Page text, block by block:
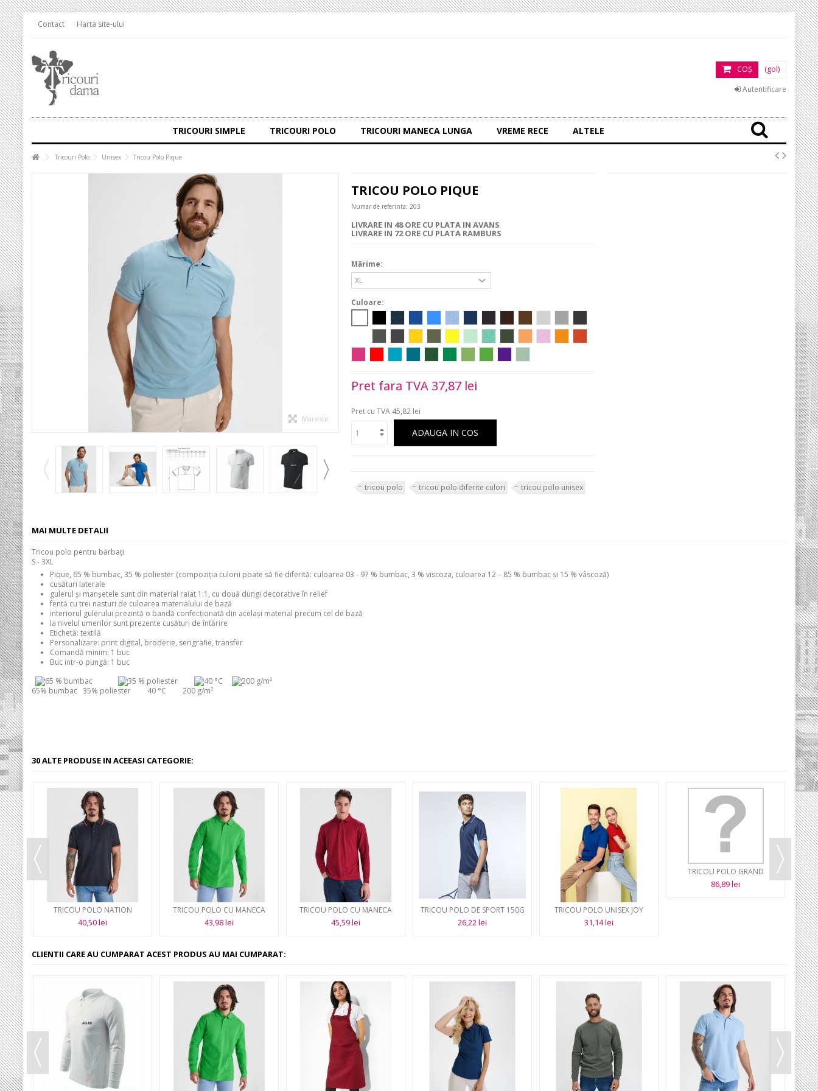
Contact Harta site-ului
COŞ
(gol)
Autentificare
TRICOURI SIMPLE TRICOURI POLO TRICOURI MANECA LUNGA VREME RECE ALTELE
Tricouri Polo Unisex Tricou Polo Pique
Mareste
TRICOU POLO PIQUE
Numar de referinta: 203
LIVRARE IN 48 ORE CU PLATA IN AVANS
LIVRARE IN 72 ORE CU PLATA RAMBURS
Mărime:
Culoare:
Pret fara TVA 37,87 lei
Pret cu TVA 45,82 lei
ADAUGA IN COS
tricou polo tricou polo diferite culori tricou polo unisex
MAI MULTE DETALII
Tricou polo pentru bărbaţi
S - 3XL
Pique, 65 % bumbac, 35 % poliester (compoziţia culorii poate să fie diferită: culoarea 03 - 97 % bumbac, 3 % viscoza, culoarea 12 – 85 % bumbac şi 15 % vâscoză)
cusături laterale
gulerul și manșetele sunt din material raiat 1:1, cu două dungi decorative în relief
fentă cu trei nasturi de culoarea materialului de bază
interiorul gulerului prezintă o bandă confecţionată din acelaşi material precum cel de bază
la nivelul umerilor sunt prezente cusături de întărire
Etichetă: textilă
Personalizare: print digital, broderie, serigrafie, transfer
Comandă minim: 1 buc
Buc intr-o pungă: 1 buc
65% bumbac 35% poliester 40 °C 200 g/m²
30 ALTE PRODUSE IN ACEEASI CATEGORIE:
TRICOU POLO NATION
40,50 lei
TRICOU POLO CU MANECA
LUNGA 220G ESTRELLA
43,98 lei
TRICOU POLO CU MANECA
LUNGA 220G CARPE
45,59 lei
TRICOU POLO DE SPORT 150G
MONTMELO
26,22 lei
TRICOU POLO UNISEX JOY
31,14 lei
TRICOU POLO GRAND
86,89 lei
CLIENTII CARE AU CUMPARAT ACEST PRODUS AU MAI CUMPARAT: